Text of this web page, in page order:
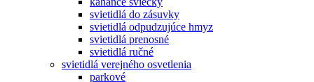
svietidlá do zásuvky
svietidlá odpudzujúce hmyz
svietidlá prenosné
svietidlá ručné
svietidlá verejného osvetlenia
parkové